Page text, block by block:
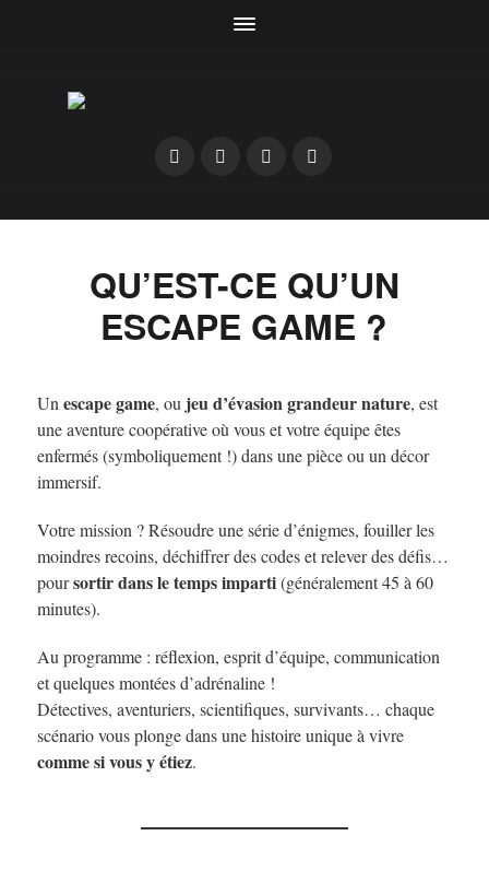
QU’EST-CE QU’UN
ESCAPE GAME ?
Un escape game, ou jeu d’évasion grandeur nature, est
une aventure coopérative où vous et votre équipe êtes
enfermés (symboliquement !) dans une pièce ou un décor
immersif.
Votre mission ? Résoudre une série d’énigmes, fouiller les
moindres recoins, déchiffrer des codes et relever des défis…
poursortir dans le temps imparti(généralement 45 à 60
minutes).
Au programme : réflexion, esprit d’équipe, communication
et quelques montées d’adrénaline !
Détectives, aventuriers, scientifiques, survivants… chaque
scénario vous plonge dans une histoire unique à vivre
comme si vous y étiez.